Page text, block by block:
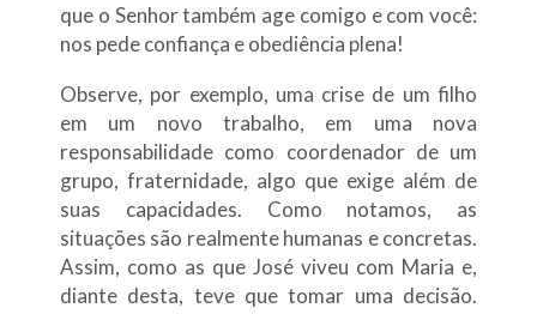
que o Senhor também age comigo e com você:
nos pede confiança e obediência plena!
Observe, por exemplo, uma crise de um filho
em um novo trabalho, em uma nova
responsabilidade como coordenador de um
grupo, fraternidade, algo que exige além de
suas capacidades. Como notamos, as
situações são realmente humanas e concretas.
Assim, como as que José viveu com Maria e,
diante desta, teve que tomar uma decisão.